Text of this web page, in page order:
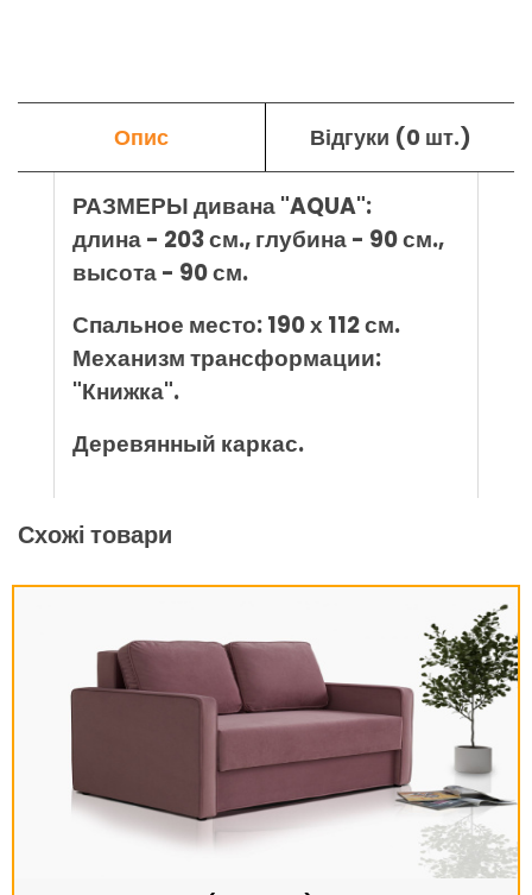
Опис Відгуки (0 шт.)
РАЗМЕРЫ дивана "AQUA":
длина - 203 см., глубина - 90 см.,
высота - 90 см.
Спальное место: 190 х 112 см.
Механизм трансформации:
"Книжка".
Деревянный каркас.
Схожі товари